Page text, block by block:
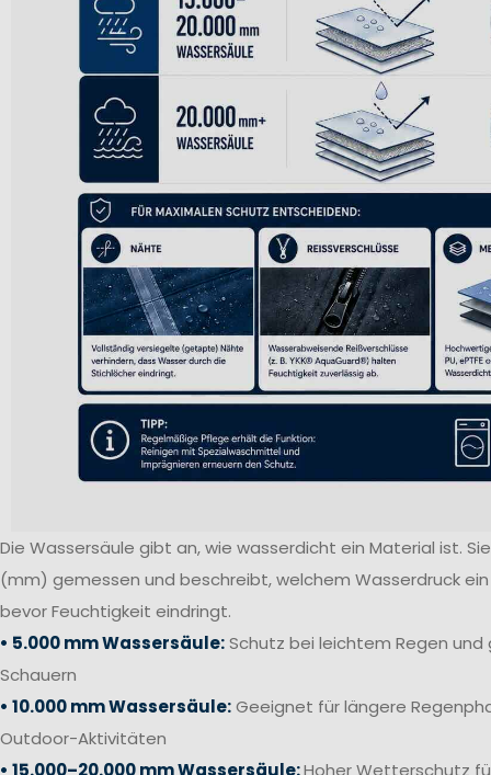
Die Wassersäule gibt an, wie wasserdicht ein Material ist.
(mm) gemessen und beschreibt, welchem Wasserdruck
bevor Feuchtigkeit eindringt.
• 5.000 mm Wassersäule:Schutz bei leichtem Regen
Schauern
• 10.000 mm Wassersäule:Geeignet für längere
Outdoor-Aktivitäten
• 15.000–20.000 mm Wassersäule:Hoher Wetterschutz